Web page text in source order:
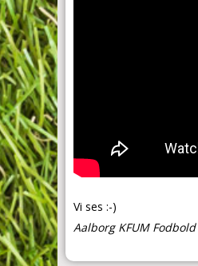
Vi ses :-)
Aalborg KFUMFodbold